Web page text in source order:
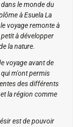
le monde du
à Esuela La
voyage remonte à
à développer
la nature.
voyage avant de
m'ont permis
des différents
la région comme
est de pouvoir